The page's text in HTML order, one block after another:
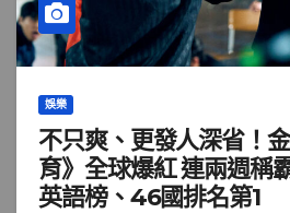
娛樂
不只爽、更發人深省！
育》全球爆紅 連兩週
英語榜、46國排名第1